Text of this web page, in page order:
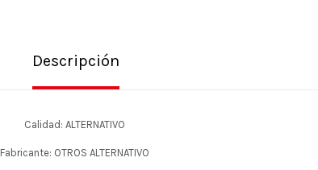
Descripción
Calidad: ALTERNATIVO
Fabricante: OTROS ALTERNATIVO